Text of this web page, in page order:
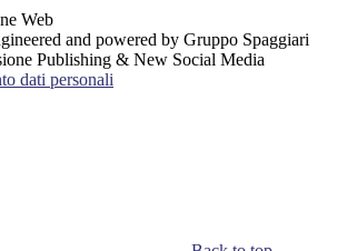
and powered by Gruppo Spaggiari
Publishing & New Social Media
dati personali